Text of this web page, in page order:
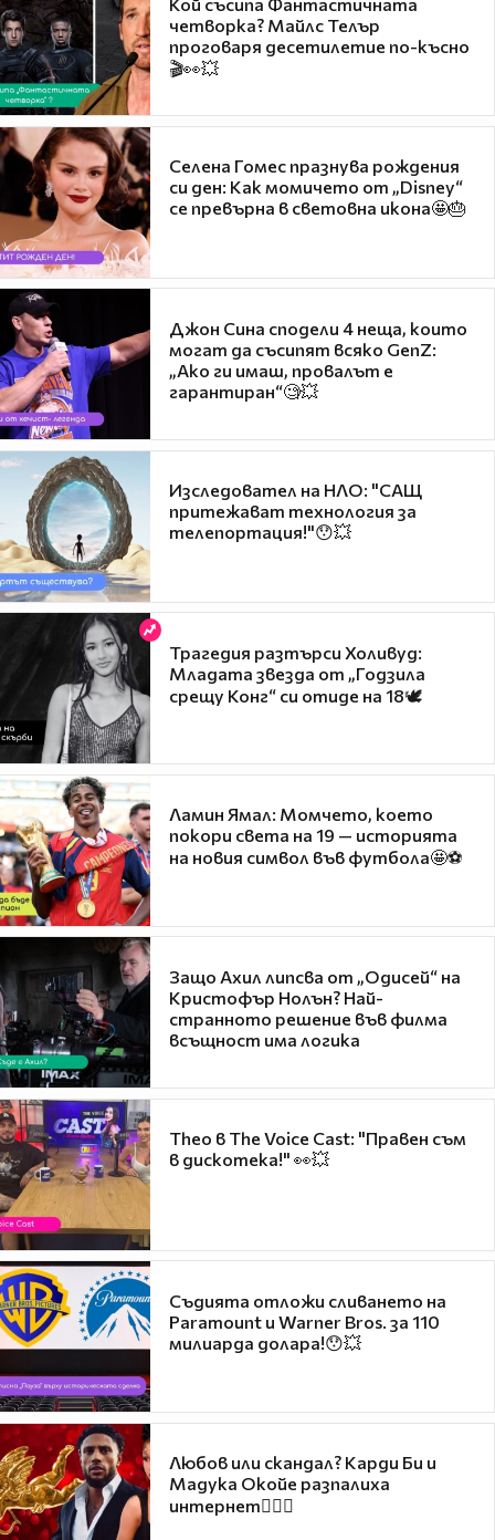
четворка? Майлс Телър
проговаря десетилетие по-късно
🎬👀💥
Селена Гомес празнува рождения
си ден: Как момичето от „Disney“
се превърна в световна икона🤩🎂
Джон Сина сподели 4 неща, които
могат да съсипят всяко GenZ:
„Ако ги имаш, провалът е
гарантиран“🧐💥
Изследовател на НЛО: "САЩ
притежават технология за
телепортация!"😯💥
Трагедия разтърси Холивуд:
Младата звезда от „Годзила
срещу Конг“ си отиде на 18🕊️
Ламин Ямал: Момчето, което
покори света на 19 — историята
на новия символ във футбола🤩⚽
Защо Ахил липсва от „Одисей“ на
Кристофър Нолън? Най-
странното решение във филма
всъщност има логика
Theo в The Voice Cast: "Правен съм
в дискотека!" 👀💥
Съдията отложи сливането на
Paramount и Warner Bros. за 110
милиарда долара!😯💥
Любов или скандал? Карди Би и
Мадука Окойе разпалиха
интернет❤️‍🔥🔥